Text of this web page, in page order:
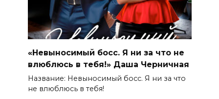
«Невыносимый босс. Я ни за что не
влюблюсь в тебя!» Даша Черничная
Название: Невыносимый босс. Я ни за что
не влюблюсь в тебя!